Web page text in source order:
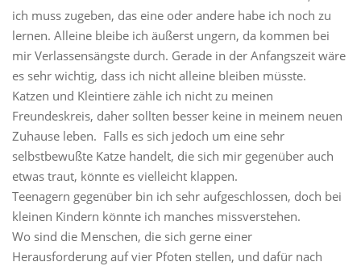
ich muss zugeben, das eine oder andere habe ich noch zu
lernen. Alleine bleibe ich äußerst ungern, da kommen bei
mir Verlassensängste durch. Gerade in der Anfangszeit wäre
es sehr wichtig, dass ich nicht alleine bleiben müsste.
Katzen und Kleintiere zähle ich nicht zu meinen
Freundeskreis, daher sollten besser keine in meinem neuen
Zuhause leben. Falls es sich jedoch um eine sehr
selbstbewußte Katze handelt, die sich mir gegenüber auch
etwas traut, könnte es vielleicht klappen.
Teenagern gegenüber bin ich sehr aufgeschlossen, doch bei
kleinen Kindern könnte ich manches missverstehen.
Wo sind die Menschen, die sich gerne einer
Herausforderung auf vier Pfoten stellen, und dafür nach